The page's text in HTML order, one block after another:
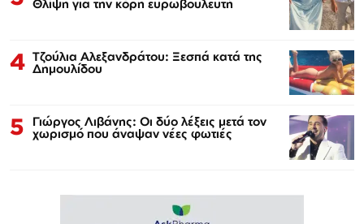
Θλίψη για την κόρη ευρωβουλευτή
4 Τζούλια Αλεξανδράτου: Ξεσπά κατά της
Δημουλίδου
5 Γιώργος Λιβάνης: Οι δύο λέξεις μετά τον
χωρισμό που άναψαν νέες φωτιές